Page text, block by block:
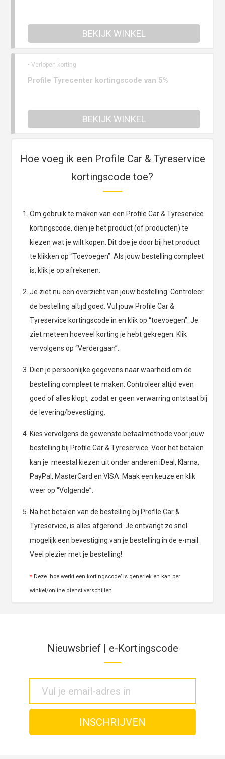
BEKIJK WINKEL
• Verlopen korting
Profile Tyrecenter kortingscode van 5%
BEKIJK WINKEL
Hoe voeg ik een Profile Car & Tyreservice
kortingscode toe?
Om gebruik te maken van een Profile Car & Tyreservice
kortingscode, dien je het product (of producten) te
kiezen wat je wilt kopen. Dit doe je door bij het product
te klikken op “Toevoegen”. Als jouw bestelling compleet
is, klik je op afrekenen.
Je ziet nu een overzicht van jouw bestelling. Controleer
de bestelling altijd goed. Vul jouw Profile Car &
Tyreservice kortingscode in en klik op “toevoegen”. Je
ziet meteen hoeveel korting je hebt gekregen. Klik
vervolgens op “Verdergaan”.
Dien je persoonlijke gegevens naar waarheid om de
bestelling compleet te maken. Controleer altijd even
goed of alles klopt, zodat er geen verwarring ontstaat bij
de levering/bevestiging.
Kies vervolgens de gewenste betaalmethode voor jouw
bestelling bij Profile Car & Tyreservice. Voor het betalen
kan je meestal kiezen uit onder anderen iDeal, Klarna,
PayPal, MasterCard en VISA. Maak een keuze en klik
weer op “Volgende”.
Na het betalen van de bestelling bij Profile Car &
Tyreservice, is alles afgerond. Je ontvangt zo snel
mogelijk een bevestiging van je bestelling in de e-mail.
Veel plezier met je bestelling!
* Deze ‘hoe werkt een kortingscode’ is generiek en kan per
winkel/online dienst verschillen
Nieuwsbrief | e-Kortingscode